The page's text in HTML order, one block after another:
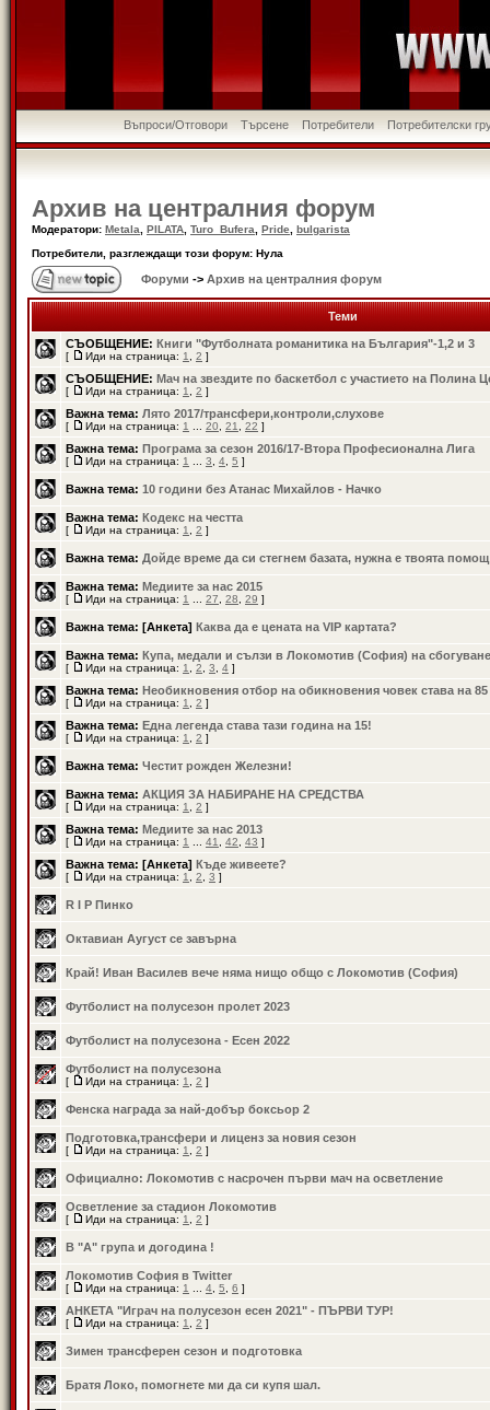
Въпроси/Отговори Търсене Потребители Потребителски
Архив на централния форум
Модератори: Metala PILATA Turo_Bufera Pride
bulgarista
Потребители, разглеждащи този форум: Нула
Форуми -> Архив на централния форум
Теми
СЪОБЩЕНИЕ: Книги "Футболната романитика на България"-1,2 и 3
[ Иди на страница: 1 2 ]
СЪОБЩЕНИЕ: Мач на звездите по баскетбол с участието на Полина
[ Иди на страница: 1 2 ]
Важна тема: Лято 2017/трансфери,контроли,слухове
[ Иди на страница: 1 20 21 22 ]
Важна тема: Програма за сезон 2016/17-Втора Професионална Лига
[ Иди на страница: 1 3 4 5 ]
Важна тема: 10 години без Атанас Михайлов - Начко
Важна тема: Кодекс на честта
[ Иди на страница: 1 2 ]
Важна тема: Дойде време да си стегнем базата, нужна е твоята
Важна тема: Медиите за нас 2015
[ Иди на страница: 1 27 28 29 ]
Важна тема: [Анкета] Каква да е цената на VIP картата?
Важна тема: Купа, медали и сълзи в Локомотив (София) на сбогуване
[ Иди на страница: 1 2 3 4 ]
Важна тема: Необикновения отбор на обикновения човек става на 85
[ Иди на страница: 1 2 ]
Важна тема: Една легенда става тази година на 15!
[ Иди на страница: 1 2 ]
Важна тема: Честит рожден Железни!
Важна тема: АКЦИЯ ЗА НАБИРАНЕ НА СРЕДСТВА
[ Иди на страница: 1 2 ]
Важна тема: Медиите за нас 2013
[ Иди на страница: 1 41 42 43 ]
Важна тема: [Анкета] Къде живеете?
[ Иди на страница: 1 2 3 ]
R I P Пинко
Октавиан Аугуст се завърна
Край! Иван Василев вече няма нищо общо с Локомотив (София)
Футболист на полусезон пролет 2023
Футболист на полусезона - Есен 2022
Футболист на полусезона
[ Иди на страница: 1 2 ]
Фенска награда за най-добър боксьор 2
Подготовка,трансфери и лиценз за новия сезон
[ Иди на страница: 1 2 ]
Официално: Локомотив с насрочен първи мач на осветление
Осветление за стадион Локомотив
[ Иди на страница: 1 2 ]
В "А" група и догодина !
Локомотив София в Twitter
[ Иди на страница: 1 4 5 6 ]
АНКЕТА "Играч на полусезон есен 2021" - ПЪРВИ ТУР!
[ Иди на страница: 1 2 ]
Зимен трансферен сезон и подготовка
Братя Локо, помогнете ми да си купя шал.